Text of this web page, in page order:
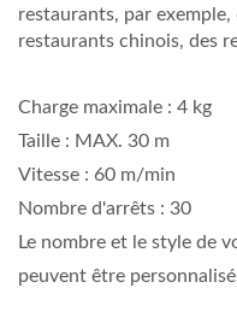
restaurants, par
restaurants chinois, des
Charge maximale : 4 kg
Taille : MAX. 30 m
Vitesse : 60 m/min
Nombre d'arrêts : 30
Le nombre et le style de
peuvent être